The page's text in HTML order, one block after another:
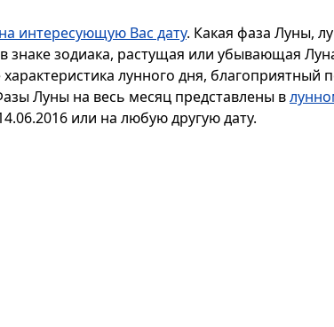
на интересующую Вас дату. Какая фаза Луны,
знаке зодиака, растущая или убывающая
лунного дня, благоприятный
Луны на весь месяц представлены в
или на любую другую дату.